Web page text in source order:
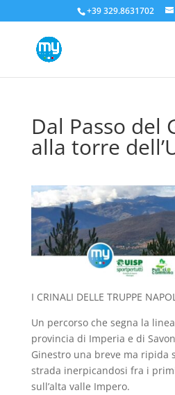
+39 329.8631702
Dal Passo del
alla torre
I CRINALI DELLE TRUPPE
Un percorso che segna la
provincia di Imperia e di
Ginestro una breve ma ripida
strada inerpicandosi fra i
sull’alta valle Impero.